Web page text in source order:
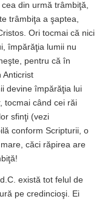
din urmă trâmbiţă,
trâmbiţa a şaptea,
Ori tocmai că nici
împărăţia lumii nu
pentru că în
Anticrist
devine împărăţia lui
tocmai când cei răi
sfinţi (vezi
conform Scripturii, o
căci răpirea are
există tot felul de
pe credincioşi. Ei